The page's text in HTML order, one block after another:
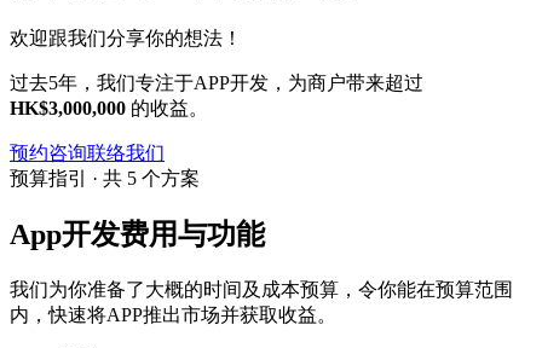
欢迎跟我们分享你的想法！
过去5年，我们专注于APP开发，为商户带来超过
HK$3,000,000 的收益。
预约咨询联络我们
预算指引 · 共 5 个方案
App开发费用与功能
我们为你准备了大概的时间及成本预算，令你能在预算范围
内，快速将APP推出市场并获取收益。